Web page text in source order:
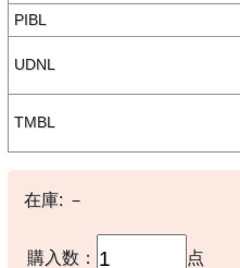
【商品説明】
パタゴニアのアーカイブからヒ
なジェンダー・インクルーシブ
平織りの表面を起毛させたソフ
３枚パネル構造の固定式フード
かりと閉じることが可能
プルオーバーのスタイル
マースピアル型のフロントポケッ
フラップ付き横型ジッパー式ポケ
PIBL
UDNL
TMBL
在庫: －
購入数： 点